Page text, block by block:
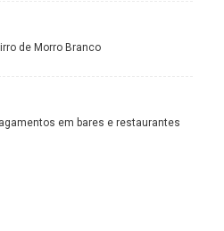
de Morro Branco
em bares e restaurantes